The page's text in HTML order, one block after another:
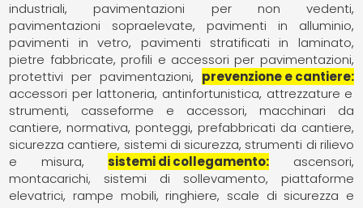
industriali
pavimentazioni per non vedenti
pavimentazioni sopraelevate
pavimenti in alluminio
pavimenti in vetro
pavimenti stratificati in laminato
pietre fabbricate profili e accessori per pavimentazioni
protettivi per pavimentazioni
prevenzione e cantiere
accessori per lattoneria antinfortunistica attrezzature e
strumenti
casseforme e accessori
macchinari da
cantiere normativa ponteggi prefabbricati da cantiere
sicurezza cantiere sistemi di sicurezza strumenti di rilievo
e misura
sistemi di collegamento
ascensori
montacarichi, sistemi di sollevamento
piattaforme
elevatrici rampe mobili ringhiere
scale di sicurezza e